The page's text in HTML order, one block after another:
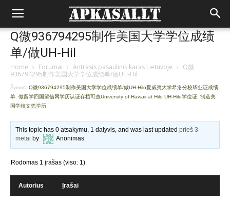
Q微936794295制作美国大学学位成绩
单/做UH-Hil
Home › Forumai › Antrasis pasaulinis karas Lietuvoje › Q微
936794295制作美国大学学位成绩单/做UH-Hil
Žymos: Q微936794295制作美国大学学位成绩单/做UH-Hilo夏威夷大学希洛分校毕业证成绩
单 做留学回国留信网学历认证存档可查University of Hawaii at Hilo UH-Hilo学位证 制造美
国学校文凭学历
This topic has 0 atsakymų, 1 dalyvis, and was last updatedprieš 3
metai by Anonimas.
Rodomas 1 įrašas (viso: 1)
Autorius Įrašai